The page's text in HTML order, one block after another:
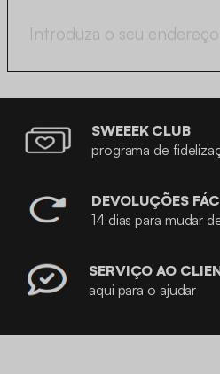
SWEEEK CLUB
programa de
DEVOLUÇÕES
14 dias para mudar
SERVIÇO AO
aqui para o ajudar